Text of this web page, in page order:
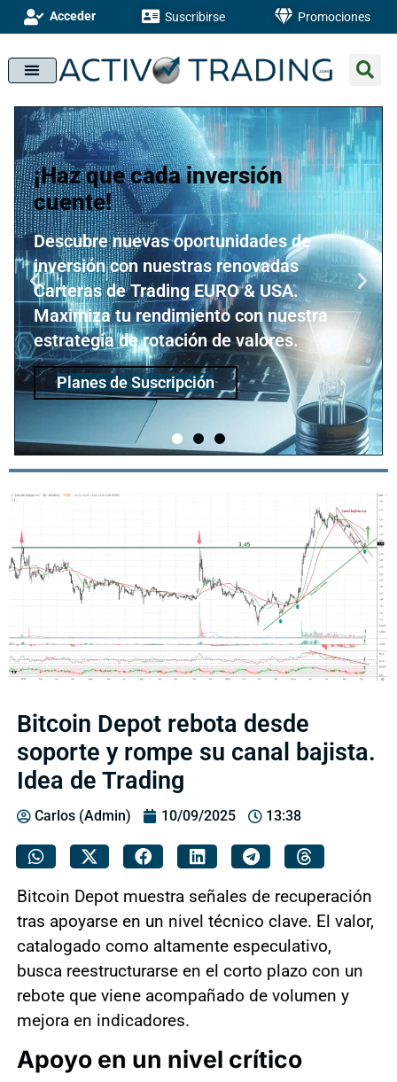
Acceder Suscribirse Promociones
¡Haz que cada inversión
cuente!
Descubre nuevas oportunidades de
inversión con nuestras renovadas
Carteras de Trading EURO & USA.
Maximiza tu rendimiento con nuestra
estrategia de rotación de valores.
Planes de Suscripción
Bitcoin Depot rebota desde
soporte y rompe su canal bajista.
Idea de Trading
Carlos (Admin) 10/09/2025 13:38
Bitcoin Depot muestra señales de recuperación
tras apoyarse en un nivel técnico clave. El valor,
catalogado como altamente especulativo,
busca reestructurarse en el corto plazo con un
rebote que viene acompañado de volumen y
mejora en indicadores.
Apoyo en un nivel crítico